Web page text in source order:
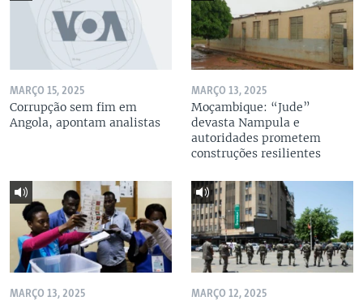
MARÇO 15, 2025
Corrupção sem fim em
Angola, apontam analistas
MARÇO 13, 2025
Moçambique: “Jude”
devasta Nampula e
autoridades prometem
construções resilientes
MARÇO 13, 2025 MARÇO 12, 2025